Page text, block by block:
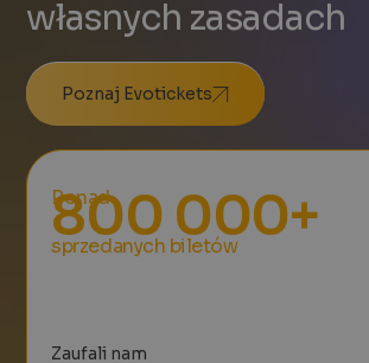
własnych zasadach
Poznaj Evotickets
Ponad
800 000+
sprzedanych biletów
Zaufali nam